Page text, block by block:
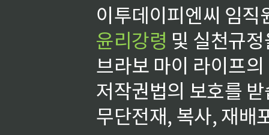
이투데이피엔씨 임
윤리강령 및 실천규
브라보 마이 라이프
저작권법의 보호를
무단전재, 복사, 재배